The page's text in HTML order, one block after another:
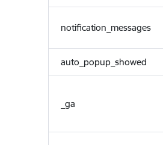
notification_messages
auto_popup_showed
_ga